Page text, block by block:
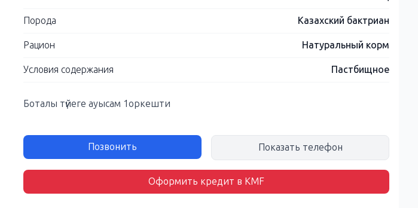
Порода Казахский бактриан
Рацион Натуральный корм
Условия содержания Пастбищное
Боталы түйеге ауысам 1оркешти
Позвонить Показать телефон
Оформить кредит в KMF